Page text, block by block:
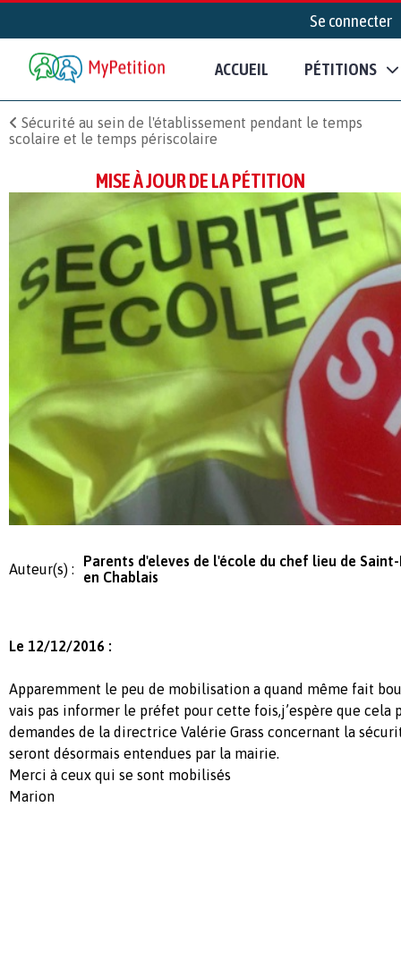
Se connecter
ACCUEIL PÉTITIONS
Sécurité au sein de l'établissement pendant le temps
scolaire et le temps périscolaire
MISE À JOUR DE LA PÉTITION
Auteur(s) :
Parents d'eleves de l'école du chef lieu de
en Chablais
Le 12/12/2016 :
Apparemment le peu de mobilisation a quand même fait
vais pas informer le préfet pour cette fois,j’espère que cela
demandes de la directrice Valérie Grass concernant la
seront désormais entendues par la mairie.
Merci à ceux qui se sont mobilisés
Marion